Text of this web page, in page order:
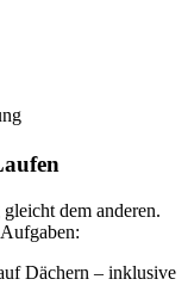
dem anderen.
Dächern – inklusive